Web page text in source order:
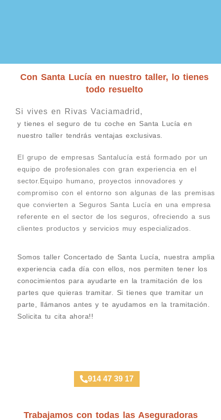
Con Santa Lucía en nuestro taller, lo tienes
todo resuelto
Si vives en Rivas Vaciamadrid,
y tienes el seguro de tu coche en Santa Lucía en
nuestro taller tendrás ventajas exclusivas.
El grupo de empresas Santalucía está formado por un
equipo de profesionales con gran experiencia en el
sector.Equipo humano, proyectos innovadores y
compromiso con el entorno son algunas de las premisas
que convierten a Seguros Santa Lucía en una empresa
referente en el sector de los seguros, ofreciendo a sus
clientes productos y servicios muy especializados.
Somos taller Concertado de Santa Lucía, nuestra amplia
experiencia cada día con ellos, nos permiten tener los
conocimientos para ayudarte en la tramitación de los
partes que quieras tramitar. Si tienes que tramitar un
parte, llámanos antes y te ayudamos en la tramitación.
Solicita tu cita ahora!!
914 47 39 17
Trabajamos con todas las Aseguradoras